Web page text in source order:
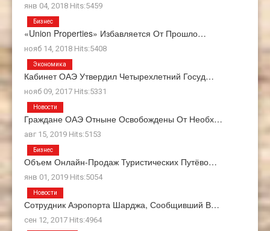
янв 04, 2018 Hits:5459
«Union Properties» Избавляется От Прошло…
нояб 14, 2018 Hits:5408
Бизнес
Кабинет ОАЭ Утвердил Четырехлетний Госуд…
нояб 09, 2017 Hits:5331
Экономика
Граждане ОАЭ Отныне Освобождены От Необх…
авг 15, 2019 Hits:5153
Новости
Объем Онлайн-Продаж Туристических Путёво…
янв 01, 2019 Hits:5054
Бизнес
Сотрудник Аэропорта Шарджа, Сообщивший В…
сен 12, 2017 Hits:4964
Новости